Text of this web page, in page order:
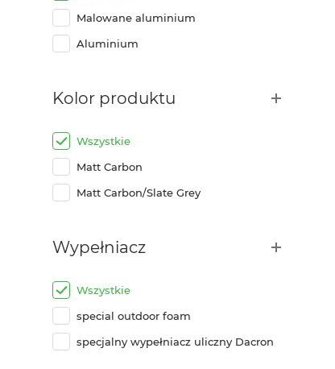
Malowane aluminium
Aluminium
Kolor produktu
Wszystkie
Matt Carbon
Matt Carbon/Slate Grey
Wypełniacz
Wszystkie
special outdoor foam
specjalny wypełniacz uliczny Dacron